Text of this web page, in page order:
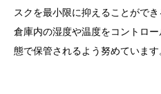
スクを最小限に抑えることができ
倉庫内の湿度や温度をコントロ
態で保管されるよう努めています